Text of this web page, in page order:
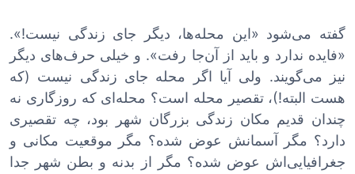
گفته می‌شود «این محله‌ها، دیگر جای زندگی نیست!».
«فایده ندارد و باید از آن‌جا رفت». و خیلی حرف‌های دیگر
نیز می‌گویند. ولی آیا اگر محله جای زندگی نیست (که
هست البته!)، تقصیر محله است؟ محله‌ای که روزگاری نه
چندان قدیم مکان زندگی بزرگان شهر بود، چه تقصیری
دارد؟ مگر آسمانش عوض شده؟ مگر موقعیت مکانی و
جغرافیایی‌اش عوض شده؟ مگر از بدنه و بطن شهر جدا